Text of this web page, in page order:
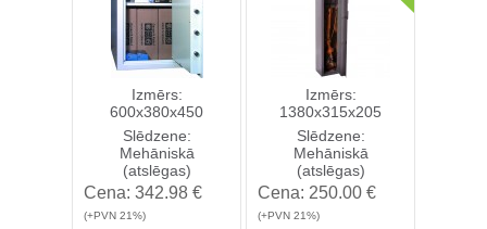
Izmērs:
600x380x450
Slēdzene:
Mehāniskā
(atslēgas)
Cena: 342.98 €
(+PVN 21%)
Izmērs:
1380x315x205
Slēdzene:
Mehāniskā
(atslēgas)
Cena: 250.00 €
(+PVN 21%)